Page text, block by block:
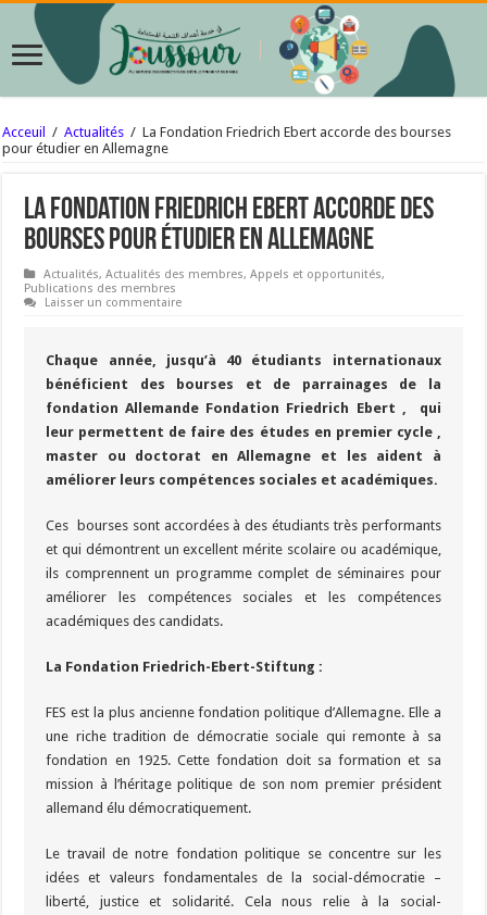
Acceuil / Actualités / La Fondation Friedrich Ebert accorde des bourses
pour étudier en Allemagne
La Fondation Friedrich Ebert accorde des
bourses pour étudier en Allemagne
Actualités,Actualités des membres,Appels et opportunités,
Publications des membres
Laisser un commentaire
Chaque année, jusqu’à 40 étudiants internationaux
bénéficient des bourses et de parrainages de la
fondation Allemande Fondation Friedrich Ebert , qui
leur permettent de faire des études en premier cycle ,
master ou doctorat en Allemagne et les aident à
améliorer leurs compétences sociales et académiques.
Ces bourses sont accordées à des étudiants très performants
et qui démontrent un excellent mérite scolaire ou académique,
ils comprennent un programme complet de séminaires pour
améliorer les compétences sociales et les compétences
académiques des candidats.
La Fondation Friedrich-Ebert-Stiftung :
FES est la plus ancienne fondation politique d’Allemagne. Elle a
une riche tradition de démocratie sociale qui remonte à sa
fondation en 1925. Cette fondation doit sa formation et sa
mission à l’héritage politique de son nom premier président
allemand élu démocratiquement.
Le travail de notre fondation politique se concentre sur les
idées et valeurs fondamentales de la social-démocratie –
liberté, justice et solidarité. Cela nous relie à la social-